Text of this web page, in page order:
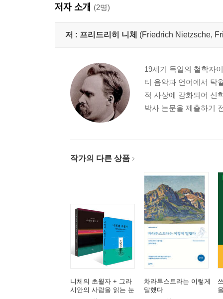
저자 소개 (2명)
저 : 프리드리히 니체 (Friedrich Nietzsche,
19세기 독일의 철학자
터 음악과 언어에서 탁
적 사상에 감화되어 신
박사 논문을 제출하기
작가의 다른 상품
니체의 초월자 + 그라
시안의 사람을 읽는 눈
차라투스트라는 이렇게
말했다